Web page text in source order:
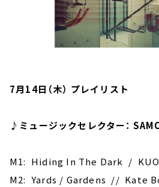
7月14日（木） プレイリスト
♪ミュージックセレクター：
M1: Hiding In The Dark /
M2: Yards / Gardens // Kate